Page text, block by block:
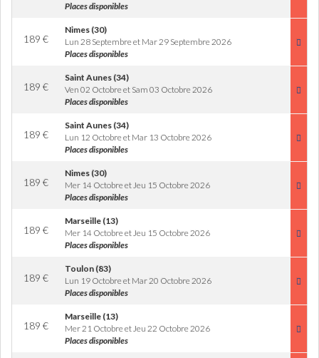
Places disponibles
189 €
Nimes (30)
Lun 28 Septembre et Mar 29 Septembre 2026
Places disponibles
189 €
Saint Aunes (34)
Ven 02 Octobre et Sam 03 Octobre 2026
Places disponibles
189 €
Saint Aunes (34)
Lun 12 Octobre et Mar 13 Octobre 2026
Places disponibles
189 €
Nimes (30)
Mer 14 Octobre et Jeu 15 Octobre 2026
Places disponibles
189 €
Marseille (13)
Mer 14 Octobre et Jeu 15 Octobre 2026
Places disponibles
189 €
Toulon (83)
Lun 19 Octobre et Mar 20 Octobre 2026
Places disponibles
189 €
Marseille (13)
Mer 21 Octobre et Jeu 22 Octobre 2026
Places disponibles